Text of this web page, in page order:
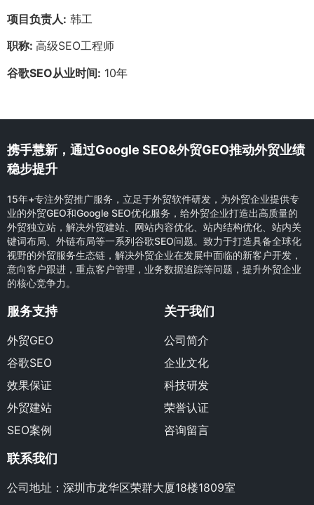
项目负责人: 韩工
职称: 高级SEO工程师
谷歌SEO从业时间: 10年
携手慧新，通过Google SEO&外贸GEO推动外贸业绩
稳步提升
15年+专注外贸推广服务，立足于外贸软件研发，为外贸企业提供专
业的外贸GEO和Google SEO优化服务，给外贸企业打造出高质量的
外贸独立站，解决外贸建站、网站内容优化、站内结构优化、站内关
键词布局、外链布局等一系列谷歌SEO问题。致力于打造具备全球化
视野的外贸服务生态链，解决外贸企业在发展中面临的新客户开发，
意向客户跟进，重点客户管理，业务数据追踪等问题，提升外贸企业
的核心竞争力。
服务支持
外贸GEO
谷歌SEO
效果保证
外贸建站
SEO案例
关于我们
公司简介
企业文化
科技研发
荣誉认证
咨询留言
联系我们
公司地址：深圳市龙华区荣群大厦18楼1809室